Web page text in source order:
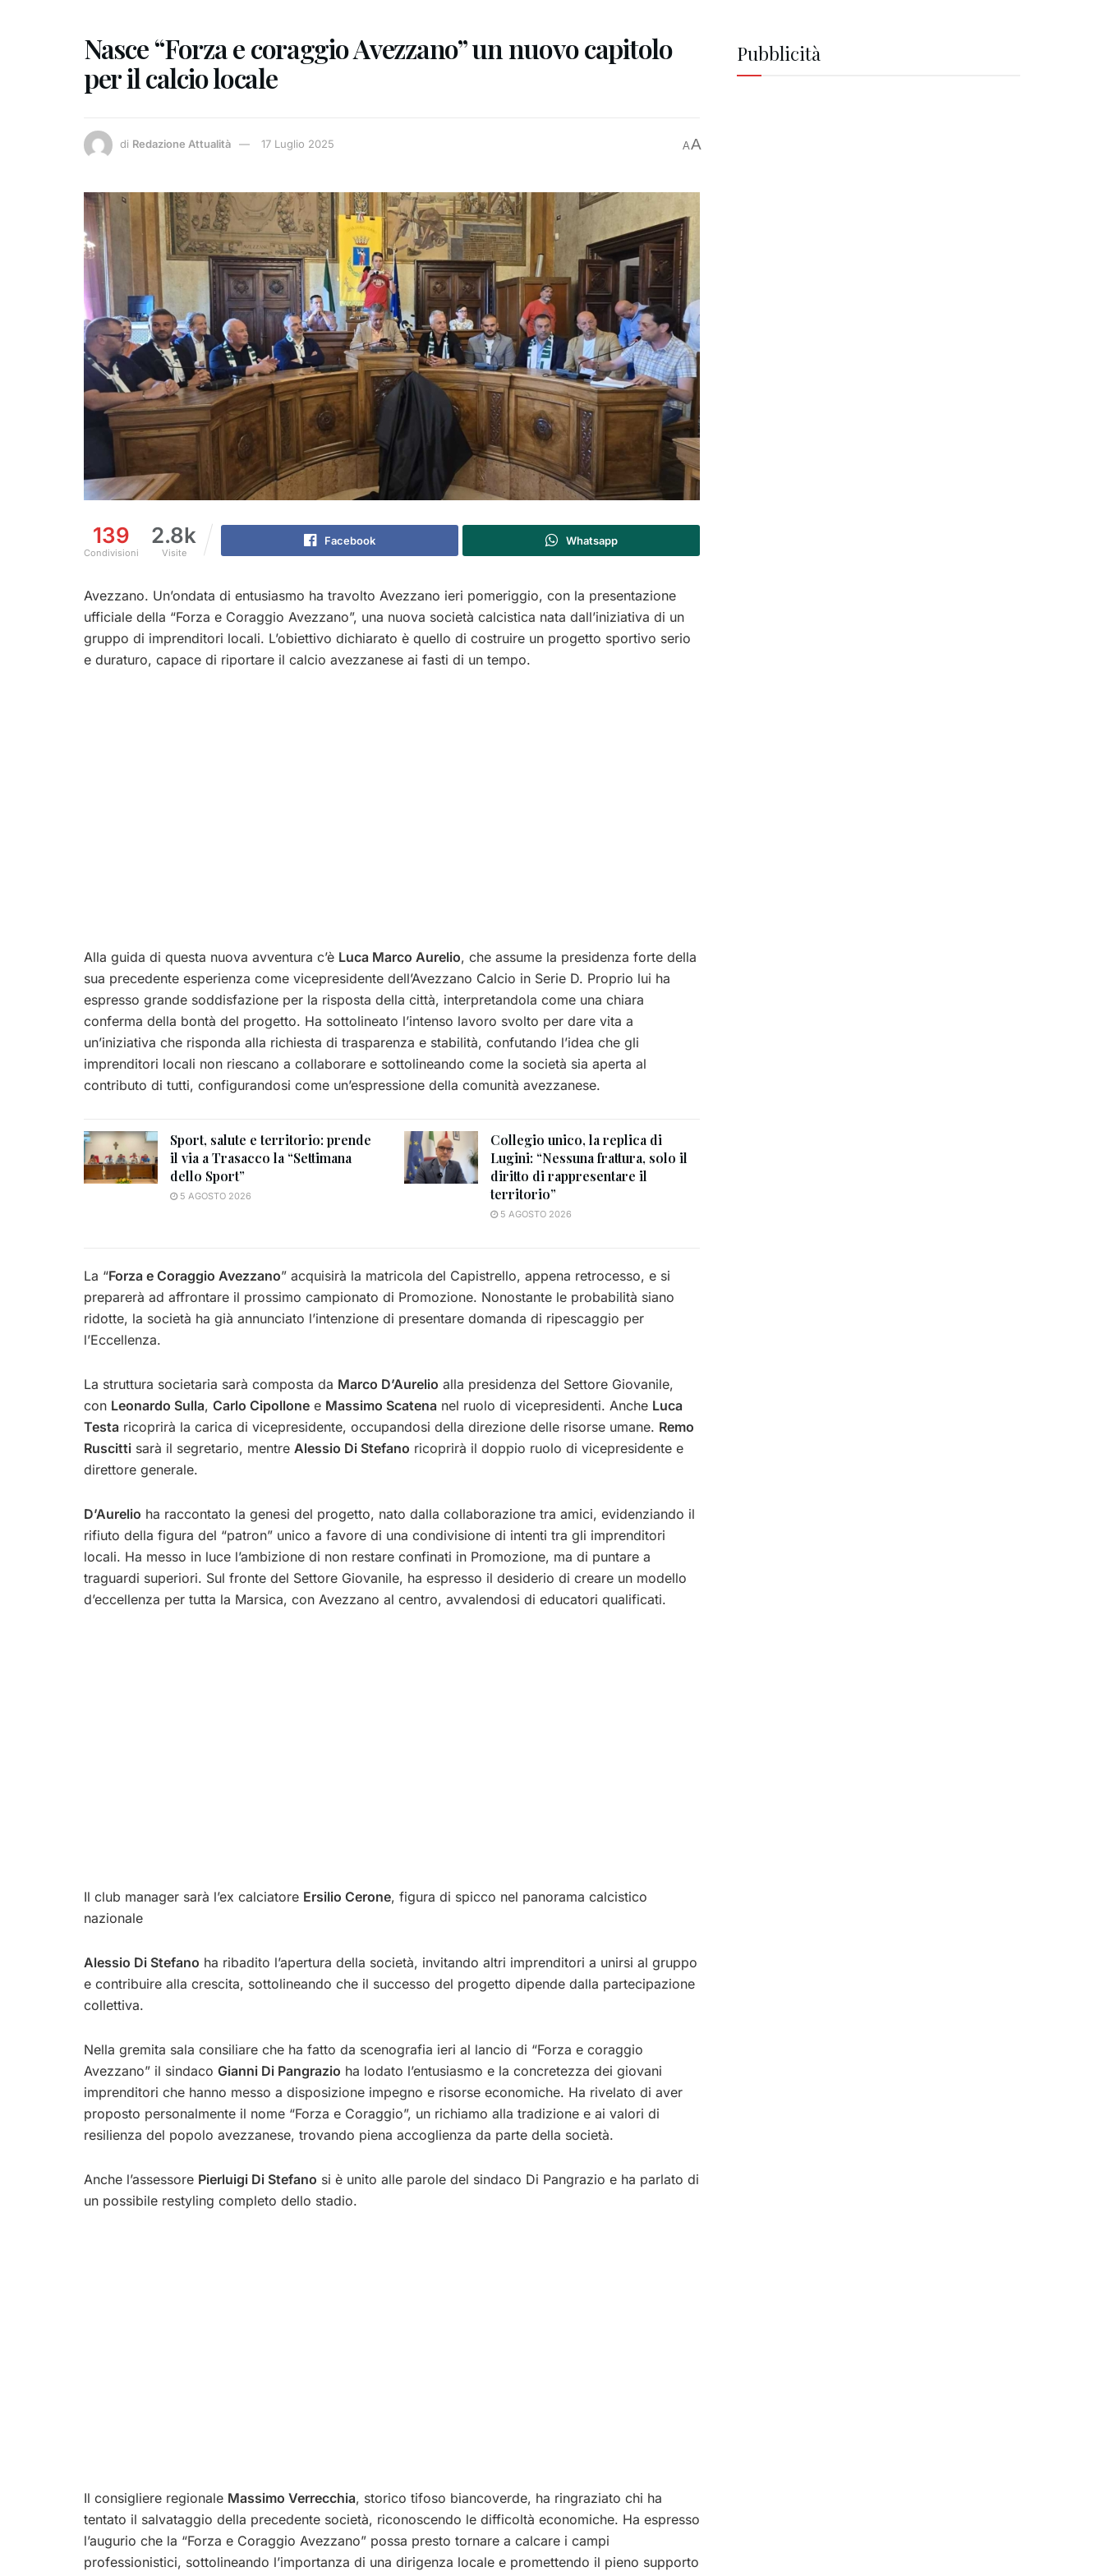
Nasce “Forza e coraggio Avezzano” un nuovo capitolo
per il calcio locale
di Redazione Attualità 17 Luglio 2025 AA
139
Condivisioni
2.8k
Visite
Facebook Whatsapp
Avezzano. Un’ondata di entusiasmo ha travolto Avezzano ieri pomeriggio, con la presentazione
ufficiale della “Forza e Coraggio Avezzano”, una nuova società calcistica nata dall’iniziativa di un
gruppo di imprenditori locali. L’obiettivo dichiarato è quello di costruire un progetto sportivo serio
e duraturo, capace di riportare il calcio avezzanese ai fasti di un tempo.
Alla guida di questa nuova avventura c’è Luca Marco Aurelio, che assume la presidenza forte della
sua precedente esperienza come vicepresidente dell’Avezzano Calcio in Serie D. Proprio lui ha
espresso grande soddisfazione per la risposta della città, interpretandola come una chiara
conferma della bontà del progetto. Ha sottolineato l’intenso lavoro svolto per dare vita a
un’iniziativa che risponda alla richiesta di trasparenza e stabilità, confutando l’idea che gli
imprenditori locali non riescano a collaborare e sottolineando come la società sia aperta al
contributo di tutti, configurandosi come un’espressione della comunità avezzanese.
Sport, salute e territorio: prende
il via a Trasacco la “Settimana
dello Sport”
5 AGOSTO 2026
Collegio unico, la replica di
Lugini: “Nessuna frattura, solo il
diritto di rappresentare il
territorio”
5 AGOSTO 2026
La “Forza e Coraggio Avezzano” acquisirà la matricola del Capistrello, appena retrocesso, e si
preparerà ad affrontare il prossimo campionato di Promozione. Nonostante le probabilità siano
ridotte, la società ha già annunciato l’intenzione di presentare domanda di ripescaggio per
l’Eccellenza.
La struttura societaria sarà composta da Marco D’Aurelio alla presidenza del Settore Giovanile,
con Leonardo Sulla, Carlo Cipollone e Massimo Scatena nel ruolo di vicepresidenti. Anche Luca
Testa ricoprirà la carica di vicepresidente, occupandosi della direzione delle risorse umane. Remo
Ruscitti sarà il segretario, mentre Alessio Di Stefano ricoprirà il doppio ruolo di vicepresidente e
direttore generale.
D’Aurelio ha raccontato la genesi del progetto, nato dalla collaborazione tra amici, evidenziando il
rifiuto della figura del “patron” unico a favore di una condivisione di intenti tra gli imprenditori
locali. Ha messo in luce l’ambizione di non restare confinati in Promozione, ma di puntare a
traguardi superiori. Sul fronte del Settore Giovanile, ha espresso il desiderio di creare un modello
d’eccellenza per tutta la Marsica, con Avezzano al centro, avvalendosi di educatori qualificati.
Il club manager sarà l’ex calciatore Ersilio Cerone, figura di spicco nel panorama calcistico
nazionale
Alessio Di Stefano ha ribadito l’apertura della società, invitando altri imprenditori a unirsi al gruppo
e contribuire alla crescita, sottolineando che il successo del progetto dipende dalla partecipazione
collettiva.
Nella gremita sala consiliare che ha fatto da scenografia ieri al lancio di “Forza e coraggio
Avezzano” il sindaco Gianni Di Pangrazio ha lodato l’entusiasmo e la concretezza dei giovani
imprenditori che hanno messo a disposizione impegno e risorse economiche. Ha rivelato di aver
proposto personalmente il nome “Forza e Coraggio”, un richiamo alla tradizione e ai valori di
resilienza del popolo avezzanese, trovando piena accoglienza da parte della società.
Anche l’assessore Pierluigi Di Stefano si è unito alle parole del sindaco Di Pangrazio e ha parlato di
un possibile restyling completo dello stadio.
Il consigliere regionale Massimo Verrecchia, storico tifoso biancoverde, ha ringraziato chi ha
tentato il salvataggio della precedente società, riconoscendo le difficoltà economiche. Ha espresso
l’augurio che la “Forza e Coraggio Avezzano” possa presto tornare a calcare i campi
professionistici, sottolineando l’importanza di una dirigenza locale e promettendo il pieno supporto
Pubblicità